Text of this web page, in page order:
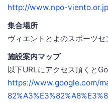
http://www.npo-
集合場所
ヴィエントとよのスポーツセ
施設案内マップ
以下URLにアクセス頂くと
https://www.google.com/